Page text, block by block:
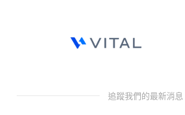
追蹤我們的最新消息